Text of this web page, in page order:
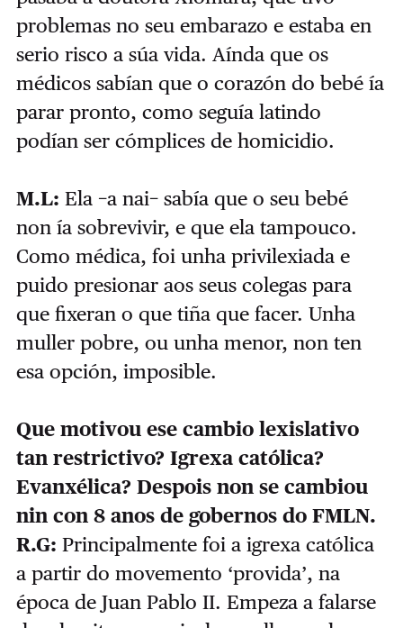
problemas no seu embarazo e estaba en
serio risco a súa vida. Aínda que os
médicos sabían que o corazón do bebé ía
parar pronto, como seguía latindo
podían ser cómplices de homicidio.
M.L: Ela −a nai− sabía que o seu bebé
non ía sobrevivir, e que ela tampouco.
Como médica, foi unha privilexiada e
puido presionar aos seus colegas para
que fixeran o que tiña que facer. Unha
muller pobre, ou unha menor, non ten
esa opción, imposible.
Que motivou ese cambio lexislativo
tan restrictivo? Igrexa católica?
Evanxélica? Despois non se cambiou
nin con 8 anos de gobernos do FMLN.
R.G: Principalmente foi a igrexa católica
a partir do movemento ‘provida’, na
época de Juan Pablo II. Empeza a falarse